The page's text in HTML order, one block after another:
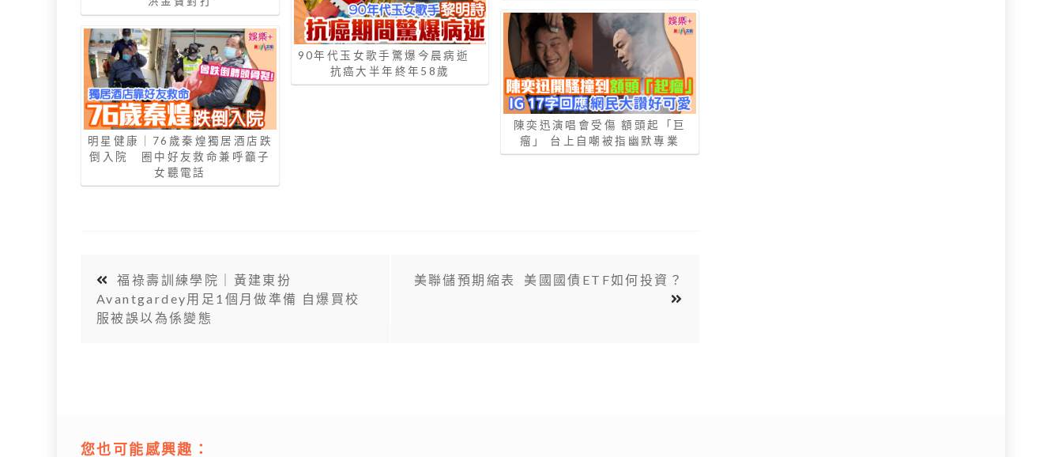
明星健康｜76歲秦煌獨居酒店跌
倒入院 圈中好友救命兼呼籲子
女聽電話
90年代玉女歌手驚爆今晨病逝
抗癌大半年終年58歲
陳奕迅演唱會受傷 額頭起「巨
瘤」 台上自嘲被指幽默專業
福祿壽訓練學院｜黃建東扮
Avantgardey用足1個月做準備 自爆買校
服被誤以為係變態
美聯儲預期縮表 美國國債ETF如何投資？
您也可能感興趣：